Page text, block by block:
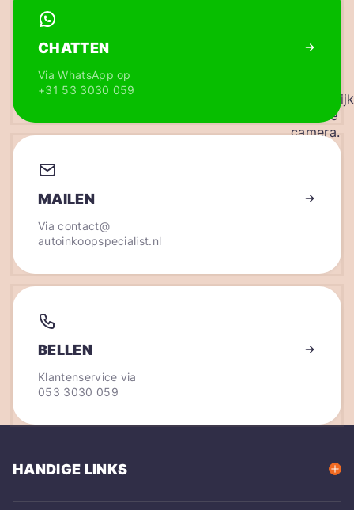
CHATTEN
Via WhatsApp op
+31 53 3030 059
MAILEN
Viacontact@
autoinkoopspecialist.nl
BELLEN
Klantenservice via
053 3030 059
HANDIGE LINKS